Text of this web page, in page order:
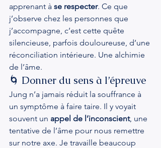
apprenant à se respecter. Ce que
j’observe chez les personnes que
j’accompagne, c’est cette quête
silencieuse, parfois douloureuse, d’une
réconciliation intérieure. Une alchimie
de l’âme.
🌀 Donner du sens à l’épreuve
Jung n’a jamais réduit la souffrance à
un symptôme à faire taire. Il y voyait
souvent un appel de l’inconscient, une
tentative de l’âme pour nous remettre
sur notre axe. Je travaille beaucoup